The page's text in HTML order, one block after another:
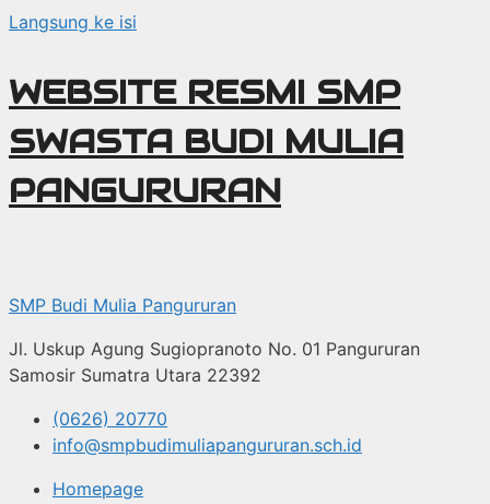
Langsung ke isi
WEBSITE RESMI SMP
SWASTA BUDI MULIA
PANGURURAN
SMP Budi Mulia Pangururan
Jl. Uskup Agung Sugiopranoto No. 01 Pangururan
Samosir Sumatra Utara 22392
(0626) 20770
info@smpbudimuliapangururan.sch.id
Homepage